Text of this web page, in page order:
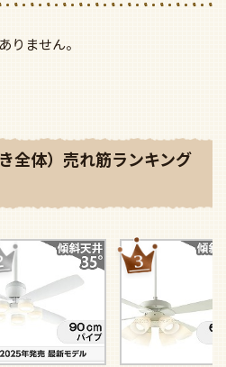
りません。
全体）売れ筋ランキング